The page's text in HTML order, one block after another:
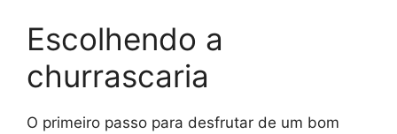
Escolhendo a
churrascaria
O primeiro passo para desfrutar de um bom